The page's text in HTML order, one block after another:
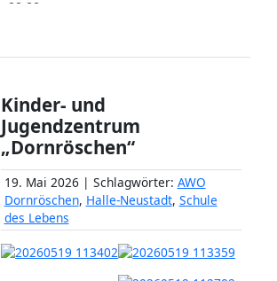
Kinder- und
Jugendzentrum
„Dornröschen“
19. Mai 2026 | Schlagwörter: AWO
Dornröschen, Halle-Neustadt, Schule
des Lebens